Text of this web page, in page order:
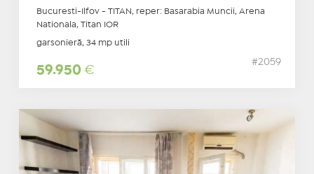
Bucuresti-Ilfov - TITAN, reper: Basarabia Muncii, Arena
Nationala, Titan IOR
garsonieră, 34 mp utili
59.950 €
#2059